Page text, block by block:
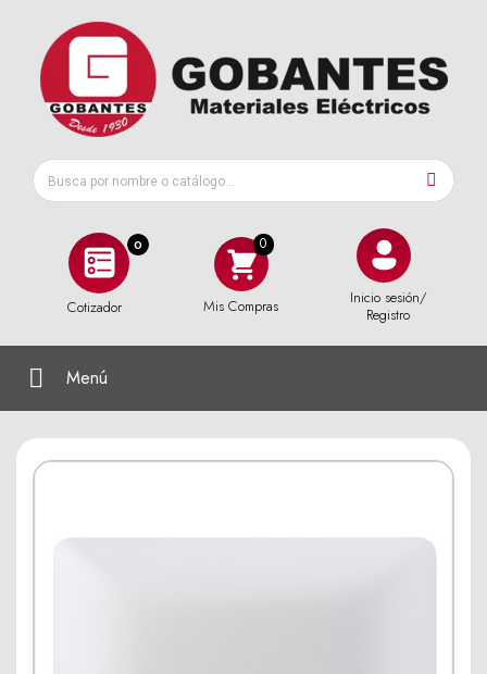
0
Cotizador Mis Compras
Inicio sesión/
Registro
Menú